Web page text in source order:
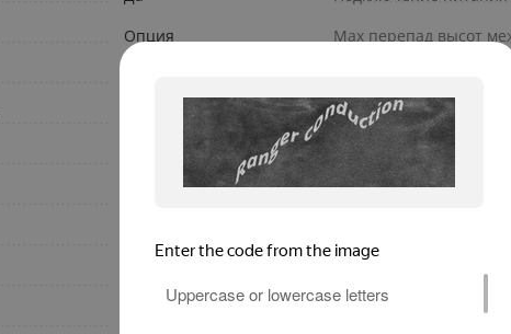
Опция
Max перепад высот
Авторестарт
Авто режим
Рабочие
(нагрев)
Рабочие